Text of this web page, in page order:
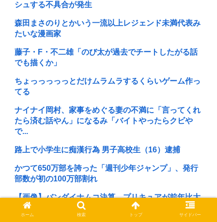
シュする不具合が発生
森田まさのりとかいう一流以上レジェンド未満代表み
たいな漫画家
藤子・F・不二雄「のび太が過去でチートしたがる話
でも描くか」
ちょっっっっっとだけムラムラするくらいゲーム作っ
てる
ナイナイ岡村、家事をめぐる妻の不満に「言ってくれ
たら済む話やん」になるみ「バイトやったらクビや
で...
路上で小学生に痴漢行為 男子高校生（16）逮捕
かつて650万部を誇った「週刊少年ジャンプ」、発行
部数が初の100万部割れ
【画像】バンダイナムコ決算、プリキュアが前年比大
幅減少。クッソオワコンで草
ホーム 検索 トップ サイドバー